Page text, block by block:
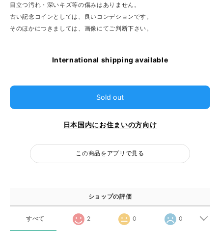
目立つ汚れ・深いキズ等の傷みはありません。
古い記念コインとしては、良いコンデションです。
そのほかにつきましては、画像にてご判断下さい。
International shipping available
Sold out
日本国内にお住まいの方向け
この商品をアプリで見る
ショップの評価
すべて 2 0 0